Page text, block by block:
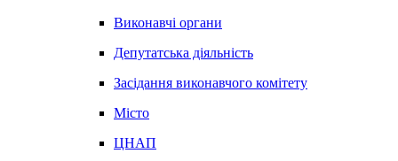
Виконавчі органи
Депутатська діяльність
Засідання виконавчого комітету
Місто
ЦНАП